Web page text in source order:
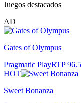
Juegos destacados
AD
Gates of Olympus
Pragmatic PlayRTP96.5
HOT
Sweet Bonanza